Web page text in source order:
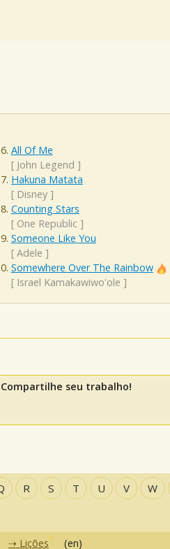
All Of Me
[ John Legend ]
Hakuna Matata
[ Disney]
Counting Stars
[ One Republic ]
Someone Like You
[ Adele ]
Somewhere Over The Rainbow
[ Israel Kamakawiwo'ole ]
seu trabalho!
R S T U V W
Lições (en)